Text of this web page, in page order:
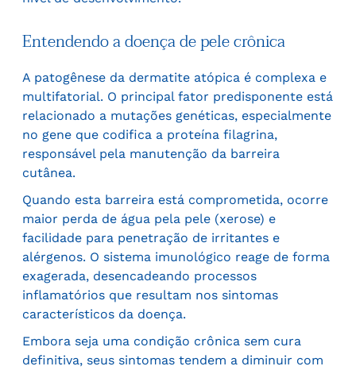
Entendendo a doença de pele crônica
A patogênese da dermatite atópica é complexa e
multifatorial. O principal fator predisponente está
relacionado a mutações genéticas, especialmente
no gene que codifica a proteína filagrina,
responsável pela manutenção da barreira
cutânea.
Quando esta barreira está comprometida, ocorre
maior perda de água pela pele (xerose) e
facilidade para penetração de irritantes e
alérgenos. O sistema imunológico reage de forma
exagerada, desencadeando processos
inflamatórios que resultam nos sintomas
característicos da doença.
Embora seja uma condição crônica sem cura
definitiva, seus sintomas tendem a diminuir com